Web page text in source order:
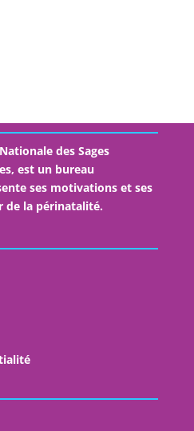
des Sages
est un bureau
ses motivations et ses
de la périnatalité.